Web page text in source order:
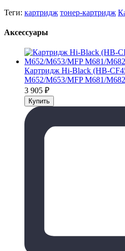
Теги: картридж тонер-картридж
Аксессуары
Картридж Hi-Black (HB-
M652/M653/MFP M681/
3 905 ₽